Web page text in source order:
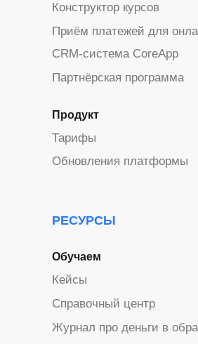
РЕСУРСЫ
Продукт
Тарифы
Обновления платформы
Конструктор курсов
CRM-система CoreApp
Приём платежей для
Партнёрская программа
Обучаем
Справочный центр
Журнал про деньги в
Кейсы